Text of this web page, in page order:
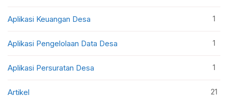
Aplikasi Keuangan Desa 1
Aplikasi Pengelolaan Data Desa 1
Aplikasi Persuratan Desa 1
Artikel 21